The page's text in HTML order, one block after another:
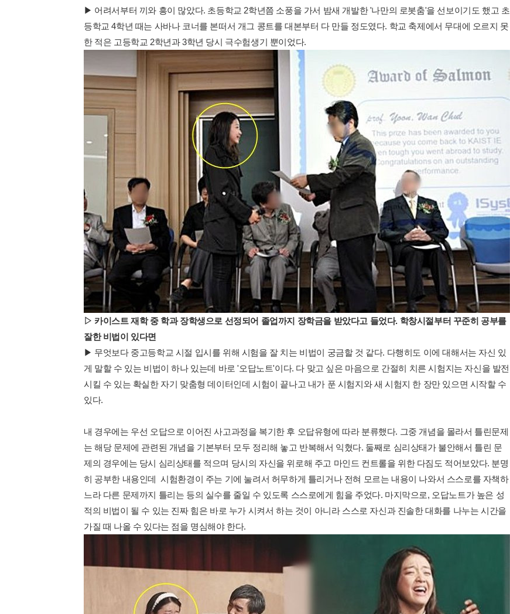
▶ 어려서부터 끼와 흥이 많았다. 초등학교 2학년쯤 소풍을 가서 밤새 개발한 '나만의 로봇춤'을 선보이기도 했고 초
등학교 4학년 때는 사바나 코너를 본떠서 개그 콩트를 대본부터 다 만들 정도였다. 학교 축제에서 무대에 오르지 못
한 적은 고등학교 2학년과 3학년 당시 극수험생기 뿐이었다.
▷ 카이스트 재학 중 학과 장학생으로 선정되어 졸업까지 장학금을 받았다고 들었다. 학창시절부터 꾸준히 공부를
잘한 비법이 있다면
▶ 무엇보다 중고등학교 시절 입시를 위해 시험을 잘 치는 비법이 궁금할 것 같다. 다행히도 이에 대해서는 자신 있
게 말할 수 있는 비법이 하나 있는데 바로 '오답노트'이다. 다 맞고 싶은 마음으로 간절히 치른 시험지는 자신을 발전
시킬 수 있는 확실한 자기 맞춤형 데이터인데 시험이 끝나고 내가 푼 시험지와 새 시험지 한 장만 있으면 시작할 수
있다.
내 경우에는 우선 오답으로 이어진 사고과정을 복기한 후 오답유형에 따라 분류했다. 그중 개념을 몰라서 틀린문제
는 해당 문제에 관련된 개념을 기본부터 모두 정리해 놓고 반복해서 익혔다. 둘째로 심리상태가 불안해서 틀린 문
제의 경우에는 당시 심리상태를 적으며 당시의 자신을 위로해 주고 마인드 컨트롤을 위한 다짐도 적어보았다. 분명
히 공부한 내용인데 시험환경이 주는 기에 눌려서 허무하게 틀리거나 전혀 모르는 내용이 나와서 스스로를 자책하
느라 다른 문제까지 틀리는 등의 실수를 줄일 수 있도록 스스로에게 힘을 주었다. 마지막으로, 오답노트가 높은 성
적의 비법이 될 수 있는 진짜 힘은 바로 누가 시켜서 하는 것이 아니라 스스로 자신과 진솔한 대화를 나누는 시간을
가질 때 나올 수 있다는 점을 명심해야 한다.